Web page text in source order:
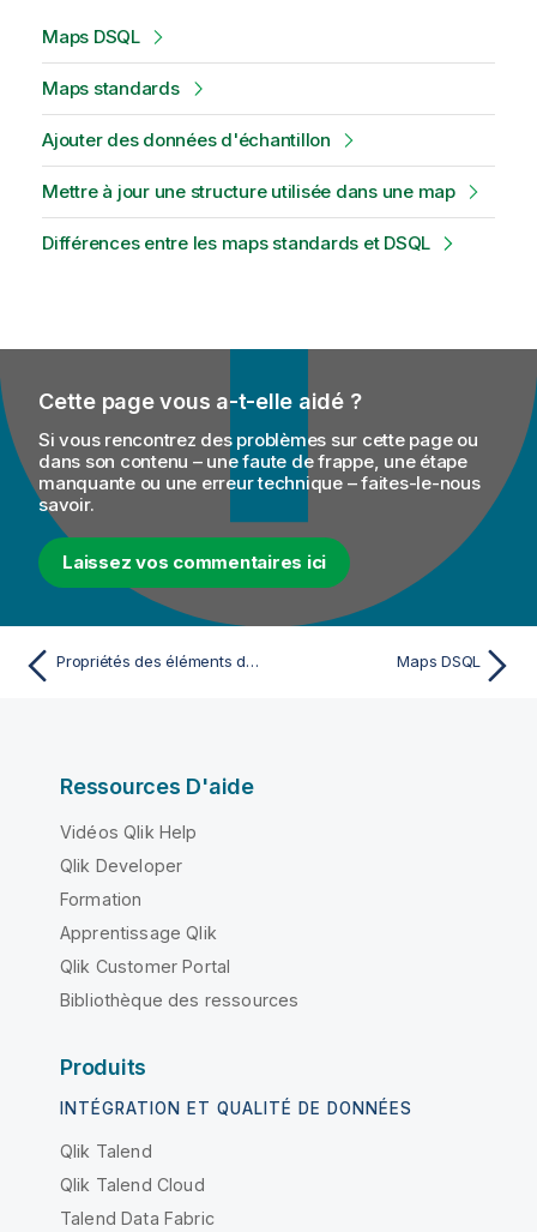
Maps DSQL
Maps standards
Ajouter des données d'échantillon
Mettre à jour une structure utilisée dans une map
Différences entre les maps standards et DSQL
Cette page vous a-t-elle aidé ?
Si vous rencontrez des problèmes sur cette page ou
dans son contenu – une faute de frappe, une étape
manquante ou une erreur technique – faites-le-nous
savoir.
Laissez vos commentaires ici
Propriétés des éléments de structure Maps DSQL
Ressources D'aide
Vidéos Qlik Help
Qlik Developer
Formation
Apprentissage Qlik
Qlik Customer Portal
Bibliothèque des ressources
Produits
INTÉGRATION ET QUALITÉ DE DONNÉES
Qlik Talend
Qlik Talend Cloud
Talend Data Fabric